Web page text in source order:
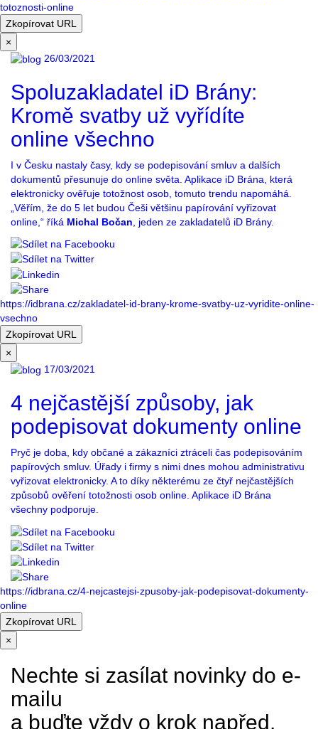
totoznosti-online
Zkopírovat URL
×
26/03/2021
Spoluzakladatel iD Brány:
Kromě svatby už vyřídíte
online všechno
I v Česku nastaly časy, kdy se podepisování smluv a dalších
dokumentů přesunuje do online světa. Aplikace iD Brána, která
elektronicky ověřuje totožnost osob, tomuto trendu napomáhá.
„Věřím, že do 5 let budou Češi většinu papírování vyřizovat
online,“ říká Michal Bočan , jeden ze zakladatelů iD Brány.
https://idbrana.cz/zakladatel-id-brany-krome-svatby-uz-vyridite-online-
vsechno
Zkopírovat URL
×
17/03/2021
4 nejčastější způsoby, jak
podepisovat dokumenty online
Pryč je doba, kdy občané a zákazníci ztráceli čas podepisováním
papírových smluv. Úřady i firmy s nimi dnes mohou administrativu
vyřizovat elektronicky. A to díky některému ze čtyř nejčastějších
způsobů ověření totožnosti osob online. Aplikace iD Brána
všechny podporuje.
https://idbrana.cz/4-nejcastejsi-zpusoby-jak-podepisovat-dokumenty-
online
Zkopírovat URL
×
Nechte si zasílat novinky do e-
mailu
a buďte vždy o krok napřed.